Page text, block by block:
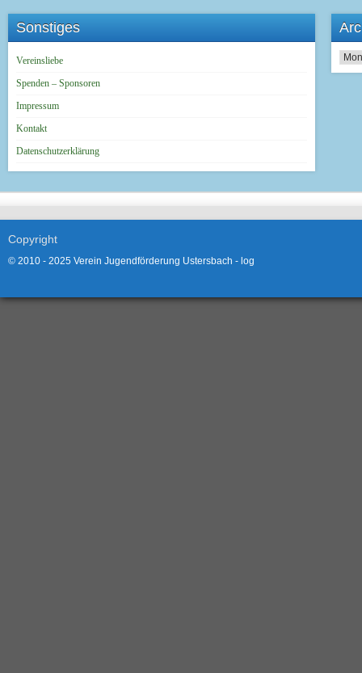
Sonstiges
Vereinsliebe
Spenden – Sponsoren
Impressum
Kontakt
Datenschutzerklärung
Copyright
© 2010 - 2025 Verein Jugendförderung Ustersbach - log